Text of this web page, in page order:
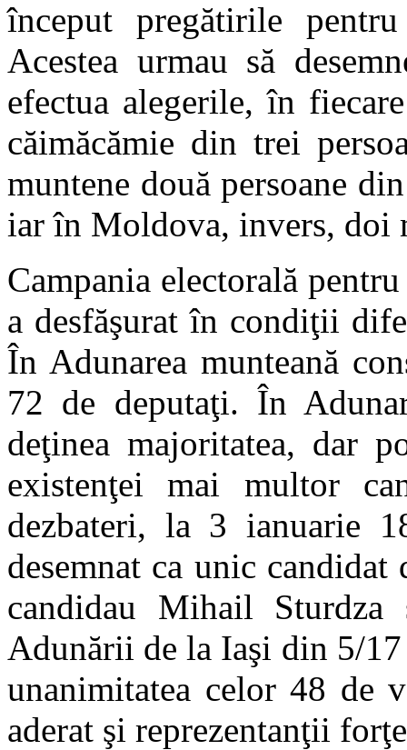
început pregătirile
Acestea urmau să
efectua alegerile, în
căimăcămie din trei
muntene două persoane
iar în Moldova, invers, doi
Campania electorală
a desfăşurat în condiţii
În Adunarea munteană
72 de deputaţi. În
deţinea majoritatea, dar
existenţei mai multor
dezbateri, la 3 ianuarie
desemnat ca unic
candidau Mihail
Adunării de la Iaşi din 5/
unanimitatea celor 48 de
aderat şi reprezentanţii